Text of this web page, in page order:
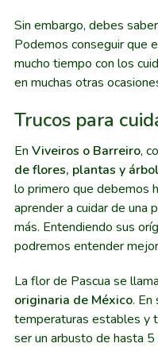
Sin embargo, debes
Podemos conseguir que
mucho tiempo con los
en muchas otras
Trucos para
En Viveiros o Barreiro,
de flores, plantas y
lo primero que debemos
aprender a cuidar de una
más. Entendiendo sus
podremos entender
La flor de Pascua se
originaria de México. En
temperaturas estables y
ser un arbusto de hasta